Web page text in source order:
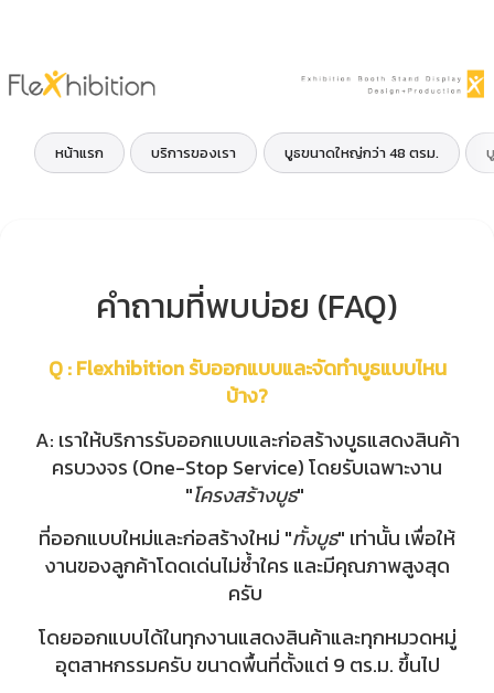
หน้าแรก บริการของเรา บูธขนาดใหญ่กว่า 48 ตรม.
คำถามที่พบบ่อย (FAQ)
Q :Flexhibition รับออกแบบและจัดทำบูธแบบไหน
บ้าง?
A: เราให้บริการรับออกแบบและก่อสร้างบูธแสดงสินค้า
ครบวงจร (One-Stop Service) โดยรับเฉพาะงาน
"โครงสร้างบูธ"
ที่ออกแบบใหม่และก่อสร้างใหม่ "ทั้งบูธ" เท่านั้น เพื่อให้
งานของลูกค้าโดดเด่นไม่ซ้ำใคร และมีคุณภาพสูงสุด
ครับ
โดยออกแบบได้ในทุกงานแสดงสินค้าและทุกหมวดหมู่
อุตสาหกรรมครับ ขนาดพื้นที่ตั้งแต่ 9 ตร.ม. ขึ้นไป